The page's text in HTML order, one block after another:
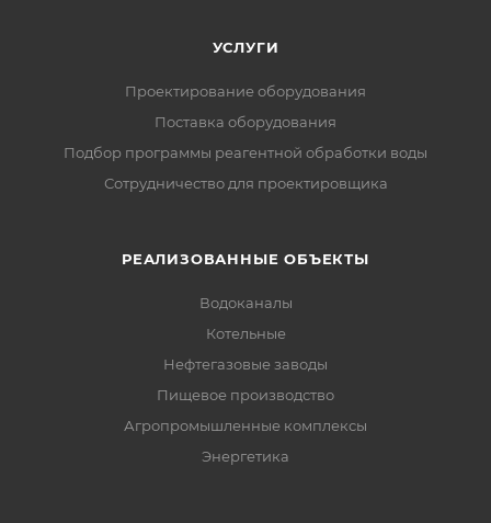
УСЛУГИ
Проектирование оборудования
Поставка оборудования
Подбор программы реагентной обработки воды
Сотрудничество для проектировщика
РЕАЛИЗОВАННЫЕ ОБЪЕКТЫ
Водоканалы
Котельные
Нефтегазовые заводы
Пищевое производство
Агропромышленные комплексы
Энергетика